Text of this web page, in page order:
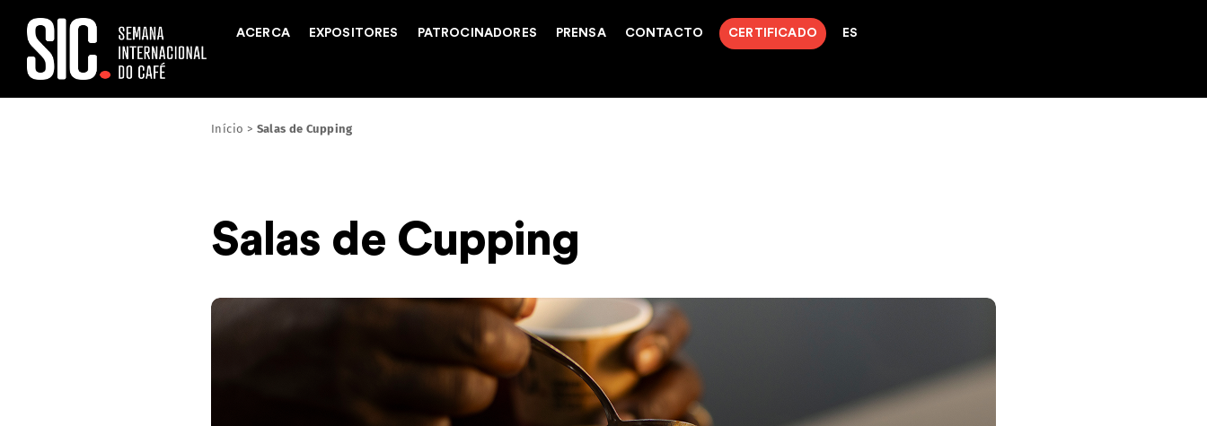
ACERCA EXPOSITORES PATROCINADORES PRENSA CONTACTO CERTIFICADO ES
Início > Salas de Cupping
Salas de Cupping